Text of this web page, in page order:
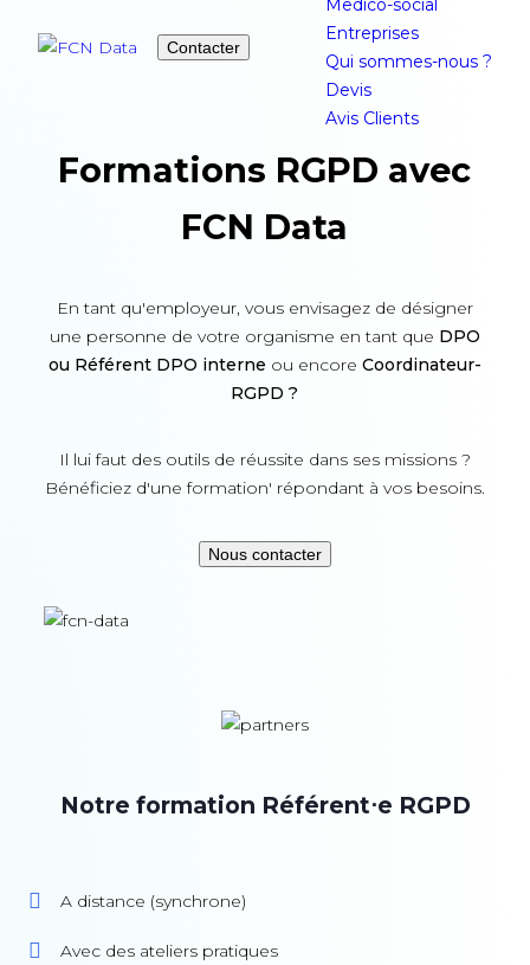
Contacter
Medico-social
Entreprises
Qui sommes-nous ?
Devis
Avis Clients
Formations RGPD avec
FCN Data
En tant qu'employeur, vous envisagez de désigner
une personne de votre organisme en tant que DPO
ou Référent DPO interne ou encore Coordinateur-
RGPD ?
Il lui faut des outils de réussite dans ses missions ?
Bénéficiez d'une formation' répondant à vos besoins.
Nous contacter
Notre formation Référent⋅e RGPD
A distance (synchrone)
Avec des ateliers pratiques